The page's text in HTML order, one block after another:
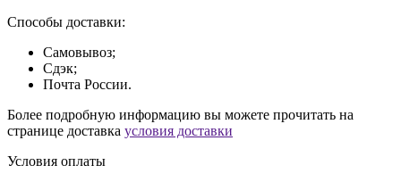
Способы доставки:
Самовывоз;
Сдэк;
Почта России.
Более подробную информацию вы можете прочитать на
странице доставка условия доставки
Условия оплаты